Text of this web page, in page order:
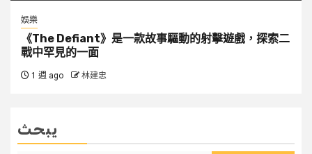
娛樂
《The Defiant》是一款故事驅動的射擊遊戲，探索二
戰中罕見的一面
1 週 ago 林建忠
يبحث